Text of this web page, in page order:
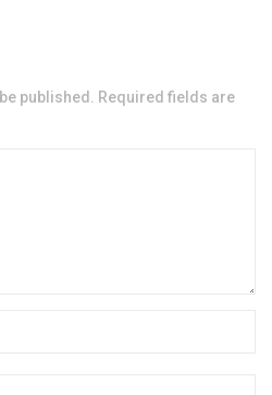
published. Required fields are